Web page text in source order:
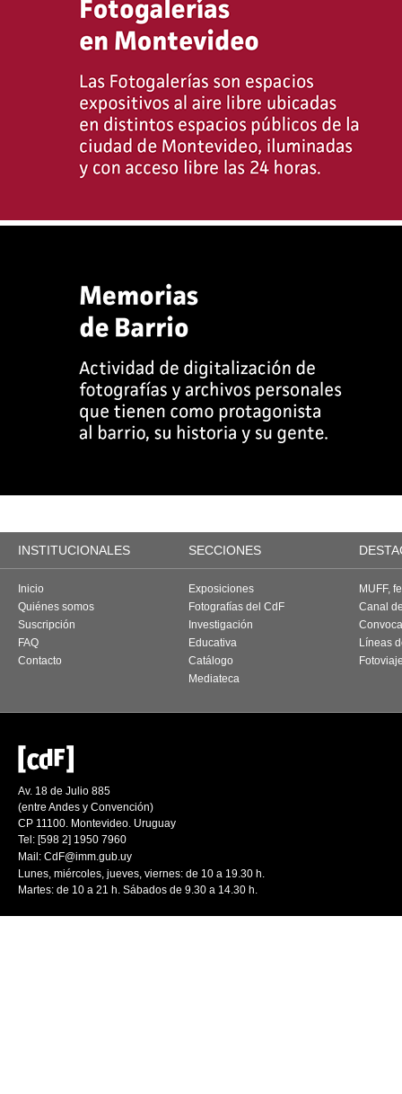
INSTITUCIONALES SECCIONES
Inicio
Quiénes somos
Suscripción
FAQ
Contacto
Exposiciones
Fotografías del CdF
Investigación
Educativa
Catálogo
Mediateca
MUFF,
Canal
Líneas
Av. 18 de Julio 885
(entre Andes y Convención)
CP 11100. Montevideo. Uruguay
Tel: [598 2] 1950 7960
Mail: CdF@imm.gub.uy
Lunes, miércoles, jueves, viernes: de 10 a 19.30 h.
Martes: de 10 a 21 h. Sábados de 9.30 a 14.30 h.